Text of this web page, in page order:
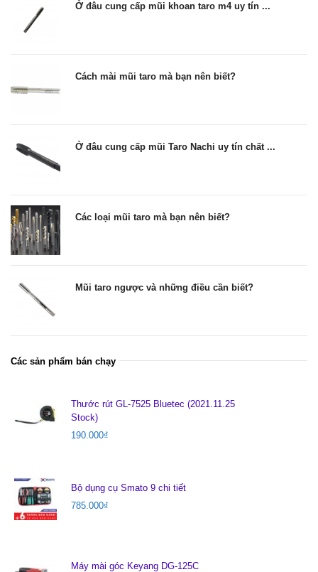
Ở đâu cung cấp mũi khoan taro m4 uy tín ...
Cách mài mũi taro mà bạn nên biết?
Ở đâu cung cấp mũi Taro Nachi uy tín chất ...
Các loại mũi taro mà bạn nên biết?
Mũi taro ngược và những điều cần biết?
Các sản phẩm bán chạy
Thước rút GL-7525 Bluetec (2021.11.25
Stock)
190.000₫
Bộ dụng cụ Smato 9 chi tiết
785.000₫
Máy mài góc Keyang DG-125C